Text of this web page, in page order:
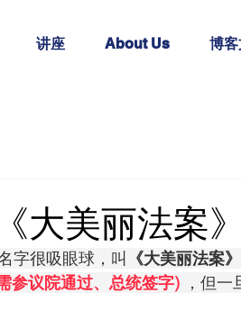
讲座 About Us 博
美丽法案》
字很吸眼球，叫 《大美丽法案
参议院通过、总统签字) ，但